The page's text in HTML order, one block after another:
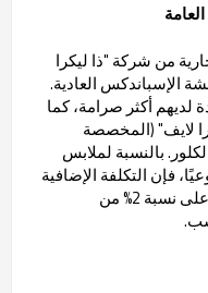
من شركة "ذا ليكرا
أكثر من أقمشة الإسباندكس العادية.
لديهم أكثر صرامة، كما
لايف" (المخصصة
بالنسبة لملابس
3-4 مرات أسبوعيًا، فإن التكلفة الإضافية
مبررة. أما بالنسبة للجينز الذي يحتوي على نسبة 2% من